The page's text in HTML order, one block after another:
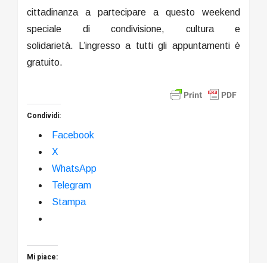
cittadinanza a partecipare a questo weekend
speciale di condivisione, cultura e
solidarietà. L’ingresso a tutti gli appuntamenti è
gratuito.
Condividi:
Facebook
X
WhatsApp
Telegram
Stampa
Mi piace: